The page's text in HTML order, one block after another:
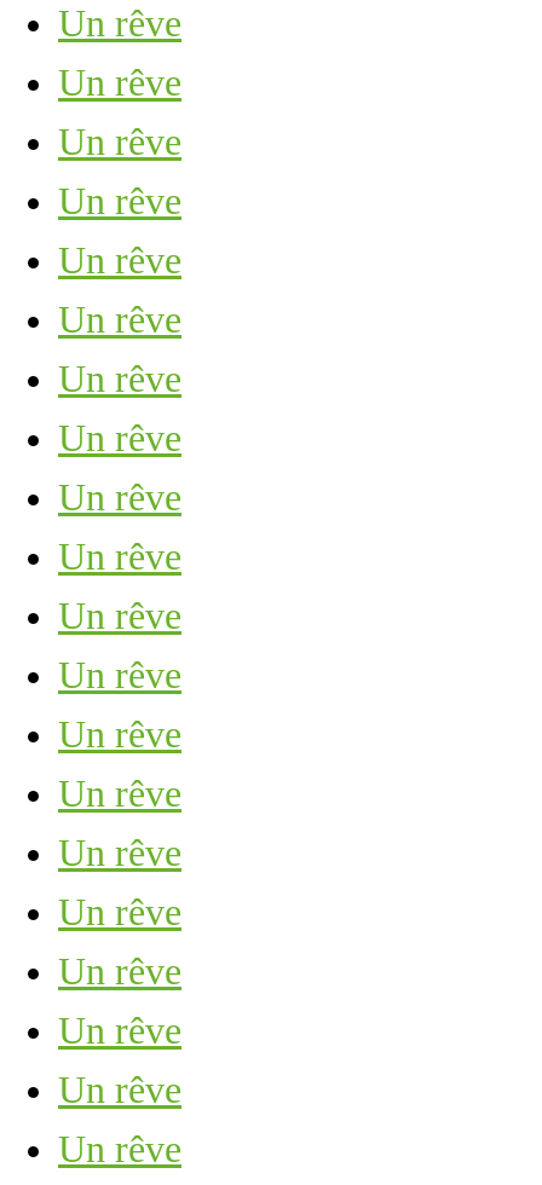
Un rêve
Un rêve
Un rêve
Un rêve
Un rêve
Un rêve
Un rêve
Un rêve
Un rêve
Un rêve
Un rêve
Un rêve
Un rêve
Un rêve
Un rêve
Un rêve
Un rêve
Un rêve
Un rêve
Un rêve